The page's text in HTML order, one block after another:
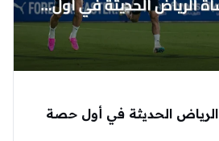
الرياض الحديثة في أول حصة